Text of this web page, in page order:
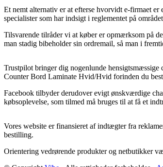
Et nemt alternativ er at efterse hvorvidt e-firmaet
specialister som har indsigt i reglementet på
Tilsvarende tilråder vi at køber er opmærksom på
man stadig bibeholder sin ordremail, så man i
Trustpilot bringer dig nogenlunde
Counter Bord Laminate Hvid/Hvid forinden du
Facebook tilbyder derudover evigt ønskværdige
købsoplevelse, som tilmed må bruges til at få et
Vores website er finansieret af indtægter fra
bestilling.
Orientering vedrørende produkter og netbutikker